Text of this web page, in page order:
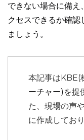
できない場合に備え
クセスできるか確認
ましょう。
本記事はKBE(
ーチャー) を提
た、現場の声
に作成しており